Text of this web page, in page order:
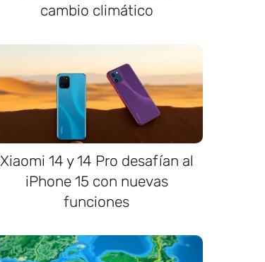
cambio climático
Xiaomi 14 y 14 Pro desafían al
iPhone 15 con nuevas
funciones